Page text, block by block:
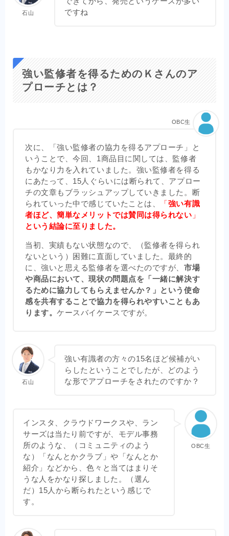
石山
ですね
強い監修者を得るためのＫさんのア
プローチとは？
次に、「強い監修者の協力を得るアプローチ」と
いうことで、今回、1商品目に関しては、監修者
もかなり力を入れていました。強い監修者を得る
にあたって、15人ぐらいには断られて、アプロー
チの文章もブラッシュアップしていきました。断
られていった中で感じていたことは、
「 強い有識
者ほど、簡単なメリットでは賛同は得られない 」
という結論に至りました。
当初、実績もない状態なので、（監修者を得られ
ないという）困難に直面していました。最終的
に、強いと思える監修者を選べたのですが、 市場
や商品において、現状の問題点を「一緒に解決す
るために協力してもらえませんか？」という使命
感を共有することで協力を得られやすいこともあ
ります。ケースバイケースですが。
OBC生
石山
強い有識者の方々の15名ほど候補がい
らしたということでしたが、どのよう
な形でアプローチをされたのですか？
OBC生
インスタ、クラウドワークスや、ラン
サーズは当たり前ですが、モデル事務
所のような、（コミュニティのよう
な）「なんとかクラブ」や「なんとか
紹介」などから、色々と当てはまりそ
うな人をかなり探しました。（選ん
だ）15人から断られたという感じで
す。